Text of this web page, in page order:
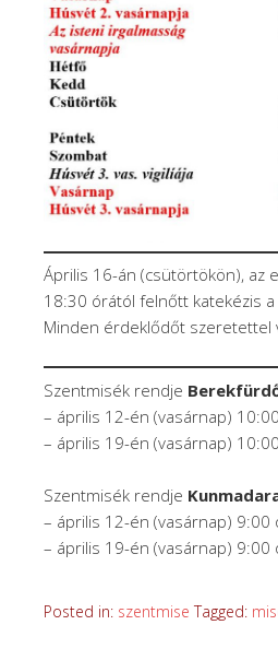
Április 16-án (csütörtökön), az
18:30 órától felnőtt katekézis
Minden érdeklődőt szeretettel
Szentmisék rendje
– április 12-én (vasárnap)
– április 19-én (vasárnap)
Szentmisék rendje
– április 12-én (vasárnap) 9:00
– április 19-én (vasárnap) 9:00
Posted in: szentmise Tagged: